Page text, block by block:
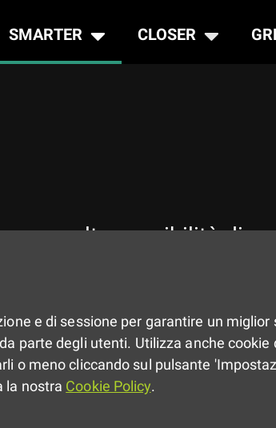
SMARTER CLOSER
molte possibilità di
e di sessione per garantire un
parte degli utenti. Utilizza anche
o meno cliccando sul pulsante
la nostra Cookie Policy.